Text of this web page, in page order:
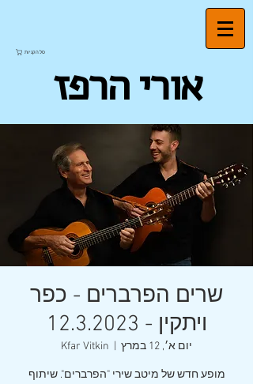
סל הקניות
אורי הרפז
שרים הפרברים - כפר
ויתקין - 12.3.2023
יום א׳, 12 במרץ Kfar Vitkin
מופע חדש של מיטב שירי "הפרברים". שיתוף